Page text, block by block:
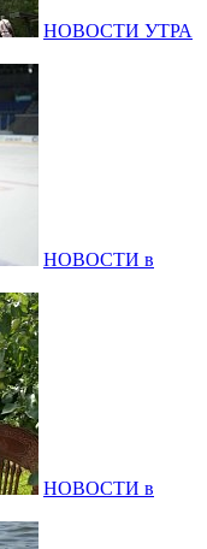
НОВОСТИ УТРА
НОВОСТИ в
НОВОСТИ в